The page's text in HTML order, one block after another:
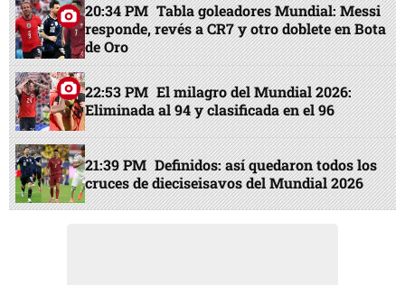
20:34 PM Tabla goleadores Mundial: Messi
responde, revés a CR7 y otro doblete en Bota
de Oro
22:53 PM El milagro del Mundial 2026:
Eliminada al 94 y clasificada en el 96
21:39 PM Definidos: así quedaron todos los
cruces de dieciseisavos del Mundial 2026